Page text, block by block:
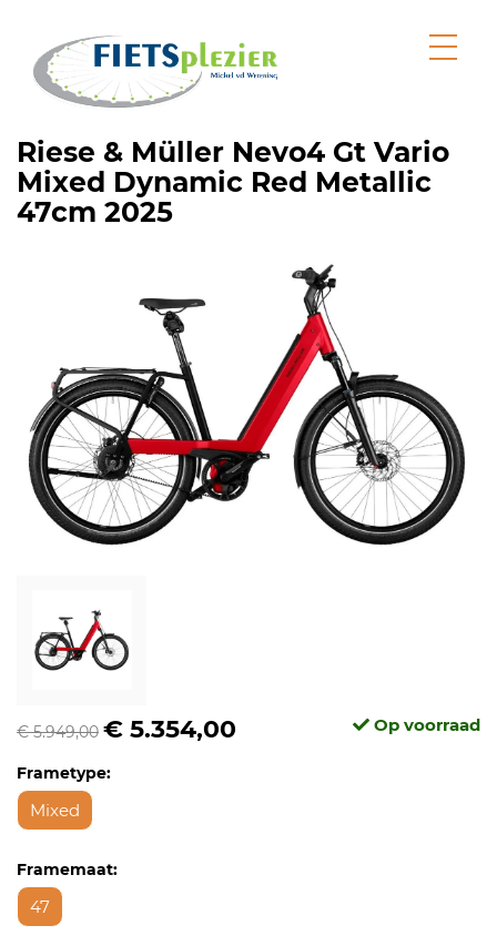
Riese & Müller Nevo4 Gt Vario
Mixed Dynamic Red Metallic
47cm 2025
€ 5.949,00 € 5.354,00 Op voorraad
Frametype:
Mixed
Framemaat:
47